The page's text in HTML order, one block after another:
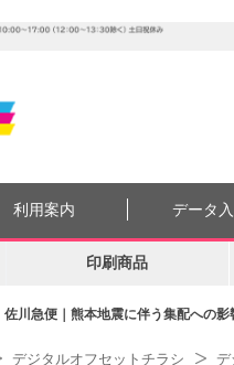
佐川急便｜熊本地震に伴う集配への
利用案内 データ
印刷商品
デジタルオフセットチラシ デ